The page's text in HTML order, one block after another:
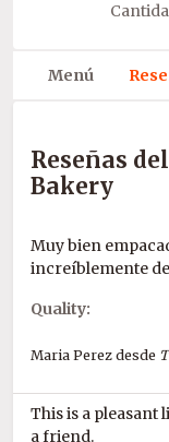
Menú
Reseñas
Bakery
Muy bien
increíblemente
Quality:
Maria Perez desde
This is a pleasant
a friend.